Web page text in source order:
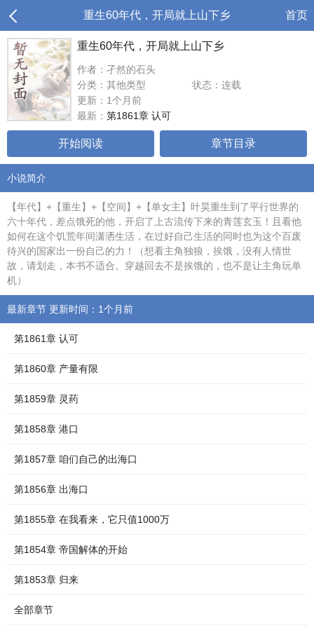
重生60年代，开局就上山下乡 首页
重生60年代，开局就上山下乡
作者：孑然的石头
分类：其他类型
状态：连载
更新：1个月前
最新： 第1861章 认可
开始阅读 章节目录
小说简介
【年代】+【重生】+【空间】+【单女主】叶昊重生到了平行世界的
六十年代，差点饿死的他，开启了上古流传下来的青莲玄玉！且看他
如何在这个饥荒年间潇洒生活，在过好自己生活的同时也为这个百废
待兴的国家出一份自己的力！（想看主角独狼，挨饿，没有人情世
故，请划走，本书不适合。穿越回去不是挨饿的，也不是让主角玩单
机）
最新章节 更新时间：1个月前
第1861章 认可
第1860章 产量有限
第1859章 灵药
第1858章 港口
第1857章 咱们自己的出海口
第1856章 出海口
第1855章 在我看来，它只值1000万
第1854章 帝国解体的开始
第1853章 归来
全部章节